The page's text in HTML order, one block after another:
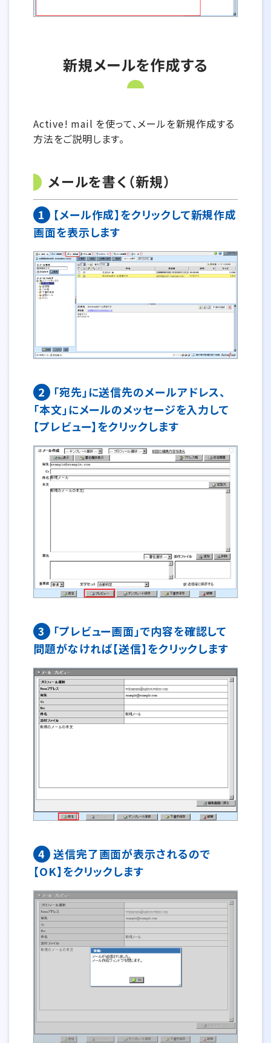
新規メールを作成する
Active! mail を使って、メールを新規作成する
方法をご説明します。
メールを書く（新規）
1
【メール作成】をクリックして新規作成
画面を表示します
2
「宛先」に送信先のメールアドレス、
「本文」にメールのメッセージを入力して
【プレビュー】をクリックします
3
「プレビュー画面」で内容を確認して
問題がなければ【送信】をクリックします
4 送信完了画面が表示されるので
【OK】をクリックします